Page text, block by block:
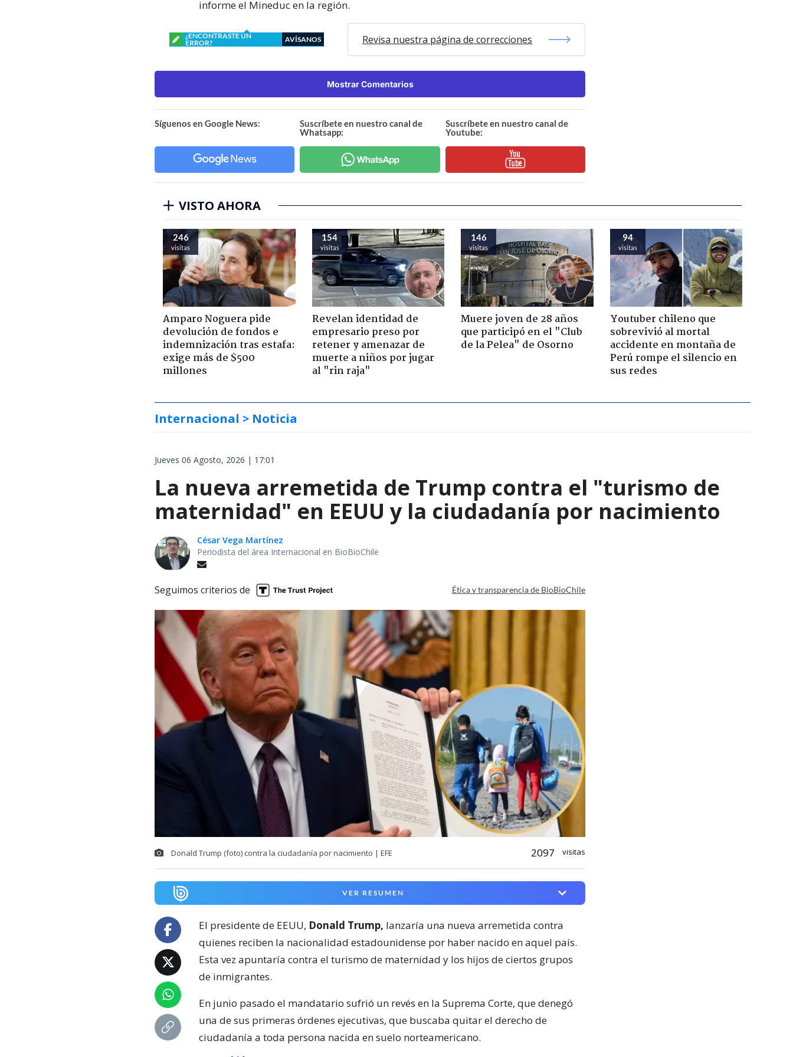
informe el Mineduc en la región.
¿ENCONTRASTE UN
ERROR?
AVÍSANOS Revisa nuestra página de correcciones
Mostrar Comentarios
Síguenos en Google News:
Suscríbete en nuestro canal de
Whatsapp:
Suscríbete en nuestro canal de
Youtube:
VISTO AHORA
246
visitas
Amparo Noguera pide
devolución de fondos e
indemnización tras estafa:
exige más de $500
millones
154
visitas
Revelan identidad de
empresario preso por
retener y amenazar de
muerte a niños por jugar
al "rin raja"
146
visitas
Muere joven de 28 años
que participó en el "Club
de la Pelea" de Osorno
94
visitas
Youtuber chileno que
sobrevivió al mortal
accidente en montaña de
Perú rompe el silencio en
sus redes
Internacional > Noticia
Jueves 06 Agosto, 2026 | 17:01
La nueva arremetida de Trump contra el "turismo de
maternidad" en EEUU y la ciudadanía por nacimiento
César Vega Martínez
Periodista del área Internacional en BioBioChile
Seguimos criterios de Ética y transparencia de BioBioChile
Donald Trump (foto) contra la ciudadanía por nacimiento | EFE 2097 visitas
VER RESUMEN
El presidente de EEUU, Donald Trump, lanzaría una nueva arremetida contra
quienes reciben la nacionalidad estadounidense por haber nacido en aquel país.
Esta vez apuntaría contra el turismo de maternidad y los hijos de ciertos grupos
de inmigrantes.
En junio pasado el mandatario sufrió un revés en la Suprema Corte, que denegó
una de sus primeras órdenes ejecutivas, que buscaba quitar el derecho de
ciudadanía a toda persona nacida en suelo norteamericano.